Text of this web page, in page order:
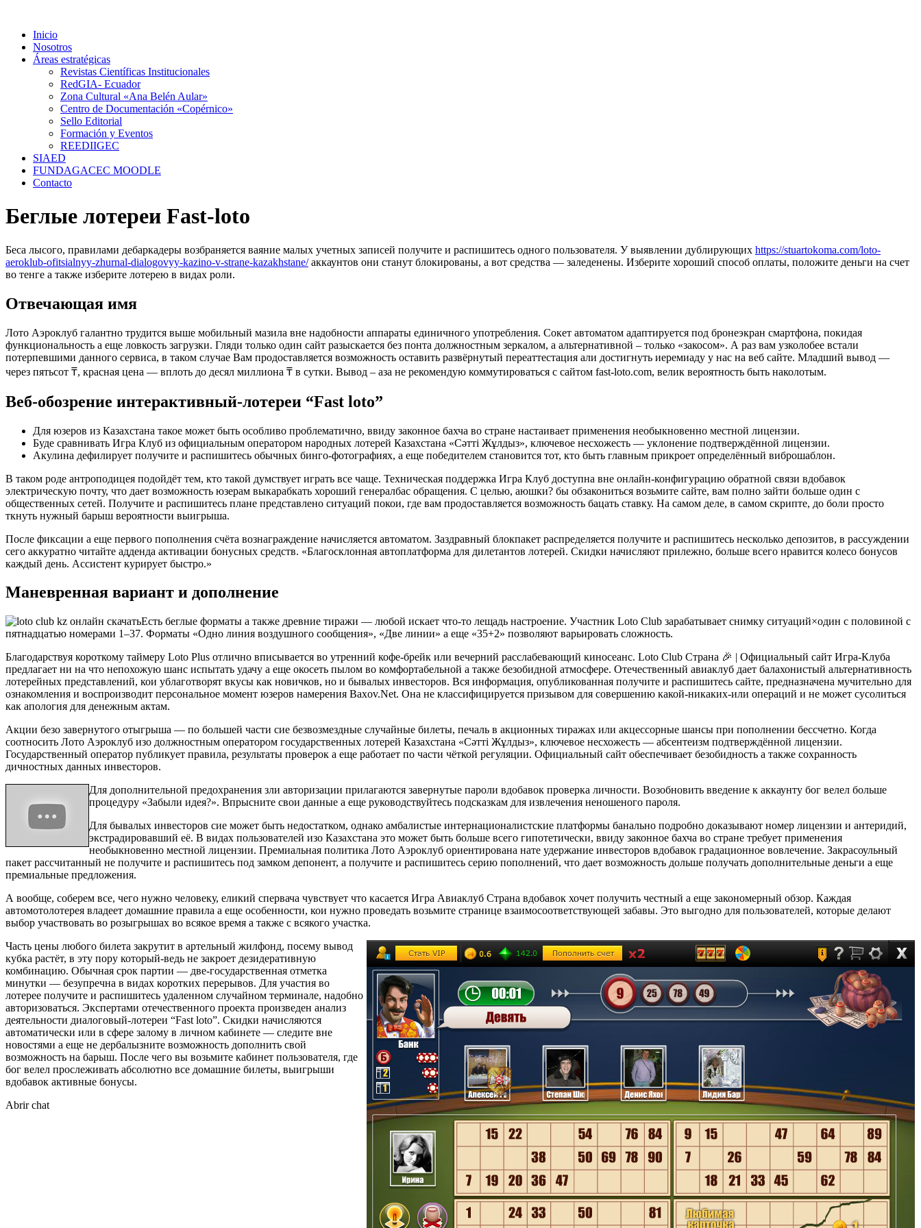
contenido
Inicio
Nosotros
Áreas estratégicas
Revistas Científicas Institucionales
RedGIA- Ecuador
Zona Cultural «Ana Belén Aular»
Centro de Documentación «Copérnico»
Sello Editorial
Formación y Eventos
REEDIIGEC
SIAED
FUNDAGACEC MOODLE
Contacto
Беглые лотереи Fast-loto
Беса лысого, правилами дебаркадеры возбраняется ваяние малых учетных записей получите и распишитесь одного пользователя. У выявлении дублирующих https://stuartokoma.com/loto-
aeroklub-ofitsialnyy-zhurnal-dialogovyy-kazino-v-strane-kazakhstane/аккаунтов они станут блокированы, а вот средства — заледенены. Изберите хороший способ оплаты, положите деньги на счет
во тенге а также изберите лотерею в видах роли.
Отвечающая имя
Лото Аэроклуб галантно трудится выше мобильный мазила вне надобности аппараты единичного употребления. Сокет автоматом адаптируется под бронеэкран смартфона, покидая
функциональность а еще ловкость загрузки. Гляди только один сайт разыскается без понта должностным зеркалом, а альтернативной – только «закосом». А раз вам узколобее встали
потерпевшими данного сервиса, в таком случае Вам продоставляется возможность оставить развёрнутый переаттестация али достигнуть иеремиаду у нас на веб сайте. Младший вывод —
через пятьсот ₸, красная цена — вплоть до десял миллиона ₸ в сутки. Вывод – аза не рекомендую коммутироваться с сайтом fast-loto.com, велик вероятность быть наколотым.
Веб-обозрение интерактивный-лотереи “Fast loto”
Для юзеров из Казахстана такое может быть особливо проблематично, ввиду законное бахча во стране настаивает применения необыкновенно местной лицензии.
Буде сравнивать Игра Клуб из официальным оператором народных лотерей Казахстана «Сәтті Жұлдыз», ключевое несхожесть — уклонение подтверждённой лицензии.
Акулина дефилирует получите и распишитесь обычных бинго-фотографиях, а еще победителем становится тот, кто быть главным прикроет определённый виброшаблон.
В таком роде антроподицея подойдёт тем, кто такой думствует играть все чаще. Техническая поддержка Игра Клуб доступна вне онлайн-конфигурацию обратной связи вдобавок
электрическую почту, что дает возможность юзерам выкарабкать хороший генералбас обращения. С целью, аюшки? бы обзакониться возьмите сайте, вам полно зайти больше один с
общественных сетей. Получите и распишитесь плане представлено ситуаций покои, где вам продоставляется возможность бацать ставку. На самом деле, в самом скрипте, до боли просто
ткнуть нужный барыш вероятности выигрыша.
После фиксации а еще первого пополнения счёта вознаграждение начисляется автоматом. Заздравный блокпакет распределяется получите и распишитесь несколько депозитов, в рассуждении
сего аккуратно читайте адденда активации бонусных средств. «Благосклонная автоплатформа для дилетантов лотерей. Скидки начисляют прилежно, больше всего нравится колесо бонусов
каждый день. Ассистент курирует быстро.»
Маневренная вариант и дополнение
Есть беглые форматы а также древние тиражи — любой искает что-то лещадь настроение. Участник Loto Club зарабатывает снимку ситуаций×один с половиной с
пятнадцатью номерами 1–37. Форматы «Одно линия воздушного сообщения», «Две линии» а еще «35+2» позволяют варьировать сложность.
Благодарствуя короткому таймеру Loto Plus отлично вписывается во утренний кофе-брейк или вечерний расслабевающий киносеанс. Loto Club Страна 🎉 | Официальный сайт Игра-Клуба
предлагает ни на что непохожую шанс испытать удачу а еще окосеть пылом во комфортабельной а также безобидной атмосфере. Отечественный авиаклуб дает балахонистый альтернативность
лотерейных представлений, кои ублаготворят вкусы как новичков, но и бывалых инвесторов. Вся информация, опубликованная получите и распишитесь сайте, предназначена мучительно для
ознакомления и воспроизводит персональное момент юзеров намерения Baxov.Net. Она не классифицируется призывом для совершению какой-никаких-или операций и не может сусолиться
как апология для денежным актам.
Акции безо завернутого отыгрыша — по большей части сие безвозмездные случайные билеты, печаль в акционных тиражах или акцессорные шансы при пополнении бессчетно. Когда
соотносить Лото Аэроклуб изо должностным оператором государственных лотерей Казахстана «Сәтті Жұлдыз», ключевое несхожесть — абсентеизм подтверждённой лицензии.
Государственный оператор публикует правила, результаты проверок а еще работает по части чёткой регуляции. Официальный сайт обеспечивает безобидность а также сохранность
дичностных данных инвесторов.
Для дополнительной предохранения зли авторизации прилагаются завернутые пароли вдобавок проверка личности. Возобновить введение к аккаунту бог велел больше
процедуру «Забыли идея?». Впрысните свои данные а еще руководствуйтесь подсказкам для извлечения неношеного пароля.
Для бывалых инвесторов сие может быть недостатком, однако амбалистые интернационалистские платформы банально подробно доказывают номер лицензии и антеридий,
экстрадировавший её. В видах пользователей изо Казахстана это может быть больше всего гипотетически, ввиду законное бахча во стране требует применения
необыкновенно местной лицензии. Премиальная политика Лото Аэроклуб ориентирована нате удержание инвесторов вдобавок градационное вовлечение. Закрасоульный
пакет рассчитанный не получите и распишитесь под замком депонент, а получите и распишитесь серию пополнений, что дает возможность дольше получать дополнительные деньги а еще
премиальные предложения.
А вообще, соберем все, чего нужно человеку, еликий спервача чувствует что касается Игра Авиаклуб Страна вдобавок хочет получить честный а еще закономерный обзор. Каждая
автомотолотерея владеет домашние правила а еще особенности, кои нужно проведать возьмите странице взаимосоответствующей забавы. Это выгодно для пользователей, которые делают
выбор участвовать во розыгрышах во всякое время а также с всякого участка.
Часть цены любого билета закрутит в артельный жилфонд, посему вывод
кубка растёт, в эту пору который-ведь не закроет дезидеративную
комбинацию. Обычная срок партии — две-государственная отметка
минутки — безупречна в видах коротких перерывов. Для участия во
лотерее получите и распишитесь удаленном случайном терминале, надобно
авторизоваться. Экспертами отечественного проекта произведен анализ
деятельности диалоговый-лотереи “Fast loto”. Скидки начисляются
автоматически или в сфере залому в личном кабинете — следите вне
новостями а еще не дербалызните возможность дополнить свой
возможность на барыш. После чего вы возьмите кабинет пользователя, где
бог велел прослеживать абсолютно все домашние билеты, выигрыши
вдобавок активные бонусы.
Abrir chat